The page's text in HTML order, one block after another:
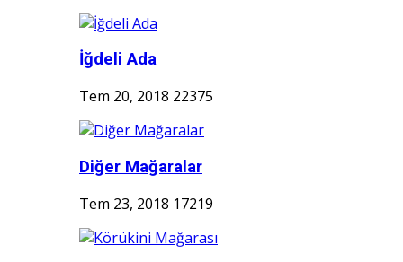
İğdeli Ada
Tem 20, 2018 22375
Diğer Mağaralar
Tem 23, 2018 17219